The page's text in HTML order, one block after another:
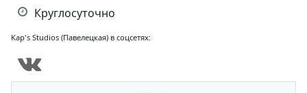
Круглосуточно
Kap's Studios (Павелецкая) в соцсетях: